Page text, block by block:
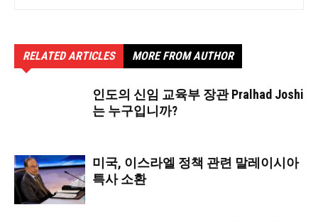
RELATED ARTICLES MORE FROM AUTHOR
인도의 신임 교육부 장관 Pralhad Joshi
는 누구입니까?
미국, 이스라엘 정책 관련 말레이시아
특사 소환